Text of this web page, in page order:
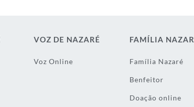
VOZ DE NAZARÉ
Voz Online
FAMÍLIA
Família Nazaré
Benfeitor
Doação online